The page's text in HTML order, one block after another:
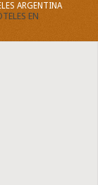
ARGENTINA
EN